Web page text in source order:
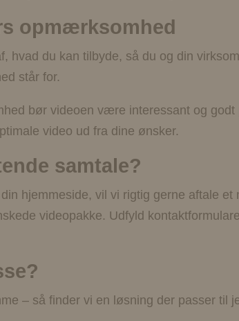
opmærksomhed
hvad du kan tilbyde, så du og din
står for.
bør videoen være interessant og
video ud fra dine ønsker.
samtale?
hjemmeside, vil vi rigtig gerne aftale
videopakke. Udfyld
– så finder vi en løsning der passer til